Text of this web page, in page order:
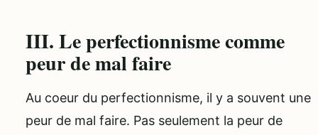
III. Le perfectionnisme comme
peur de mal faire
Au coeur du perfectionnisme, il y a souvent une
peur de mal faire. Pas seulement la peur de